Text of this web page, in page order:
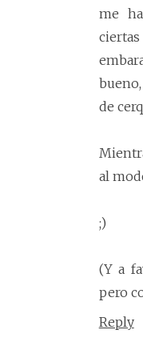
me
de
al
;)
(Y a
pero
Reply